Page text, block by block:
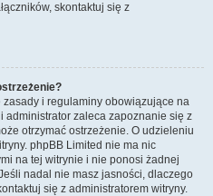
skontaktuj się z
i regulaminy obowiązujące na
zaleca zapoznanie się z
otrzymać ostrzeżenie. O udzieleniu
phpBB Limited nie ma nic
na tej witrynie i nie ponosi żadnej
nadal nie masz jasności, dlaczego
się z administratorem witryny.